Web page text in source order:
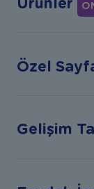
Ürünler
Özel
Gelişim